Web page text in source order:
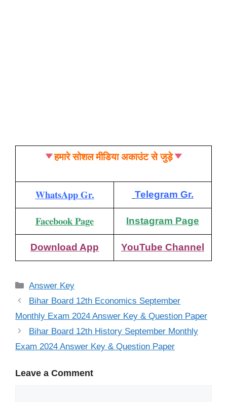
हमारे सोशल मीडिया अकाउंट से जुड़े
WhatsApp Gr. Telegram Gr.
Facebook Page Instagram Page
Download App YouTube Channel
Categories
Answer Key
Bihar Board 12th Economics September
Monthly Exam 2024 Answer Key & Question Paper
Bihar Board 12th History September Monthly
Exam 2024 Answer Key & Question Paper
Leave a Comment